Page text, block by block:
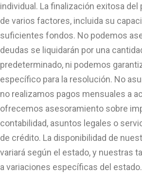
individual. La finalización exitosa del
de varios factores, incluida su
suficientes fondos. No podemos
deudas se liquidarán por una
predeterminado, ni podemos
específico para la resolución. No
no realizamos pagos mensuales a
ofrecemos asesoramiento sobre
contabilidad, asuntos legales o
de crédito. La disponibilidad de
variará según el estado, y nuestras
a variaciones específicas del